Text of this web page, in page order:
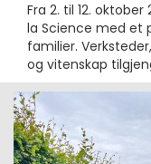
Fra 2. til 12.
la Science med et
familier.
og vitenskap